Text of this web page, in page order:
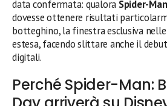
data confermata: qualora Spider-
dovesse ottenere risultati
botteghino, la finestra esclusiva
estesa, facendo slittare anche il
digitali.
Perché Spider-Man: